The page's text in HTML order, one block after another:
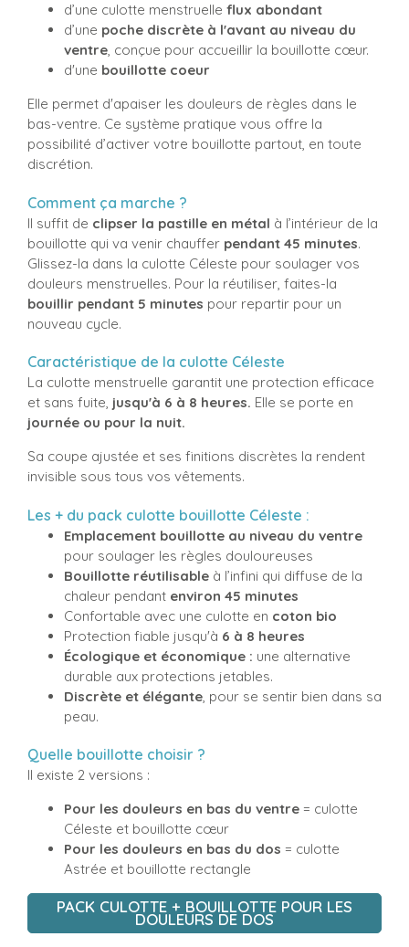
d’une culotte menstruelle flux abondant
d’une poche discrète à l'avant au niveau du
ventre, conçue pour accueillir la bouillotte cœur.
d'une bouillotte coeur
Elle permet d'apaiser les douleurs de règles dans le
bas-ventre. Ce système pratique vous offre la
possibilité d’activer votre bouillotte partout, en toute
discrétion.
Comment ça marche ?
Il suffit de clipser la pastille en métal à l’intérieur de la
bouillotte qui va venir chauffer pendant 45 minutes.
Glissez-la dans la culotte Céleste pour soulager vos
douleurs menstruelles. Pour la réutiliser, faites-la
bouillir pendant 5 minutes pour repartir pour un
nouveau cycle.
Caractéristique de la culotte Céleste
La culotte menstruelle garantit une protection efficace
et sans fuite, jusqu'à 6 à 8 heures. Elle se porte en
journée ou pour la nuit.
Sa coupe ajustée et ses finitions discrètes la rendent
invisible sous tous vos vêtements.
Les + du pack culotte bouillotte Céleste :
Emplacement bouillotte au niveau du ventre
pour soulager les règles douloureuses
Bouillotte réutilisable à l’infini qui diffuse de la
chaleur pendant environ 45 minutes
Confortable avec une culotte en coton bio
Protection fiable jusqu'à 6 à 8 heures
Écologique et économique : une alternative
durable aux protections jetables.
Discrète et élégante , pour se sentir bien dans sa
peau.
Quelle bouillotte choisir ?
Il existe 2 versions :
Pour les douleurs en bas du ventre = culotte
Céleste et bouillotte cœur
Pour les douleurs en bas du dos = culotte
Astrée et bouillotte rectangle
PACK CULOTTE + BOUILLOTTE POUR LES
DOULEURS DE DOS